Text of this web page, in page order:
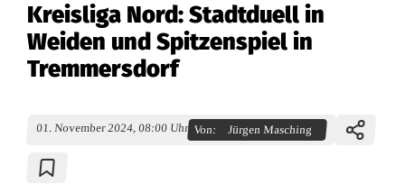
Kreisliga Nord: Stadtduell in
Weiden und Spitzenspiel in
Tremmersdorf
01. November 2024, 08:00 Uhr Von: Jürgen Masching